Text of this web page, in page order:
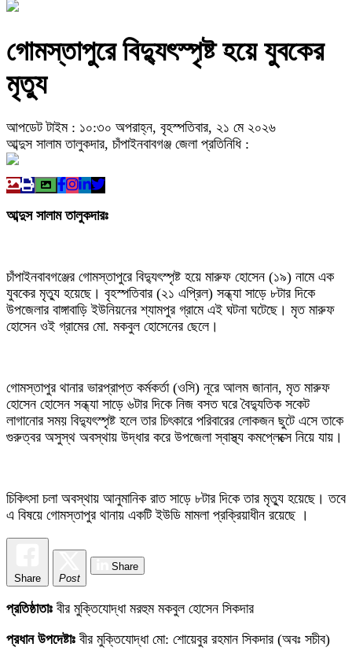
গোমস্তাপুরে বিদ্যুৎস্পৃষ্ট হয়ে যুবকের
মৃত্যু
আপডেট টাইম : ১০:৩০ অপরাহ্ন, বৃহস্পতিবার, ২১ মে ২০২৬
আব্দুস সালাম তালুকদার, চাঁপাইনবাবগঞ্জ জেলা প্রতিনিধি :
আব্দুস সালাম তালুকদারঃ
চাঁপাইনবাবগঞ্জের গোমস্তাপুরে বিদ্যুৎস্পৃষ্ট হয়ে মারুফ হোসেন (১৯) নামে এক
যুবকের মৃত্যু হয়েছে। বৃহস্পতিবার (২১ এপ্রিল) সন্ধ্যা সাড়ে ৮টার দিকে
উপজেলার বাঙ্গাবাড়ি ইউনিয়নের শ্যামপুর গ্রামে এই ঘটনা ঘটেছে। মৃত মারুফ
হোসেন ওই গ্রামের মো. মকবুল হোসেনের ছেলে।
গোমস্তাপুর থানার ভারপ্রাপ্ত কর্মকর্তা (ওসি) নূরে আলম জানান, মৃত মারুফ
হোসেন হোসেন সন্ধ্যা সাড়ে ৬টার দিকে নিজ বসত ঘরে বৈদ্যুতিক সকেট
লাগানোর সময় বিদ্যুৎস্পৃষ্ট হলে তার চিৎকারে পরিবারের লোকজন ছুটে এসে তাকে
গুরুত্বর অসুস্থ অবস্থায় উদ্ধার করে উপজেলা স্বাস্থ্য কমপ্লেক্সে নিয়ে যায়।
চিকিৎসা চলা অবস্থায় আনুমানিক রাত সাড়ে ৮টার দিকে তার মৃত্যু হয়েছে। তবে
এ বিষয়ে গোমস্তাপুর থানায় একটি ইউডি মামলা প্রক্রিয়াধীন রয়েছে ।
Share Post
Share
প্রতিষ্ঠাতাঃ বীর মুক্তিযোদ্ধা মরহুম মকবুল হোসেন সিকদার
প্রধান উপদেষ্টাঃ বীর মুক্তিযোদ্ধা মো: শোয়েবুর রহমান সিকদার (অবঃ সচীব)